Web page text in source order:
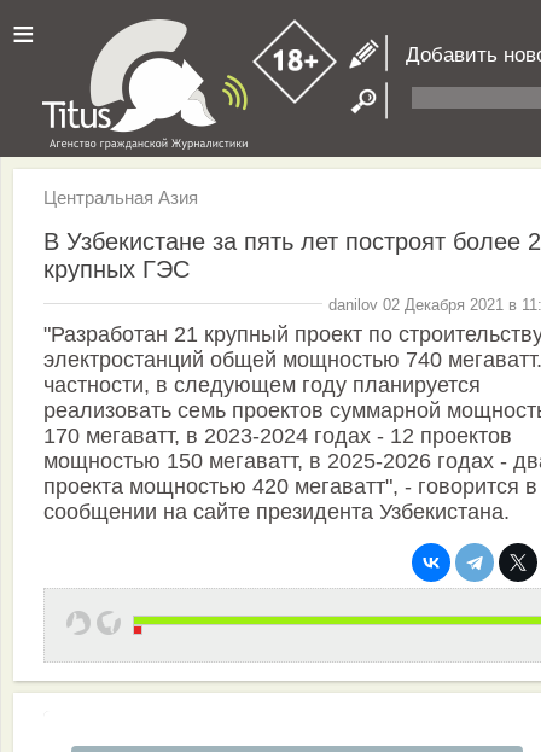
≡ Добавить
Центральная Азия
В Узбекистане за пять лет построят более
крупных ГЭС
danilov 02 Декабря 2021 в
"Разработан 21 крупный проект по
электростанций общей мощностью 740
частности, в следующем году планируется
реализовать семь проектов суммарной
170 мегаватт, в 2023-2024 годах - 12 проектов
мощностью 150 мегаватт, в 2025-2026 годах -
проекта мощностью 420 мегаватт", - говорится в
сообщении на сайте президента Узбекистана.